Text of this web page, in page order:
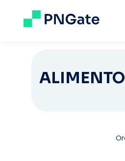
ALIMENTO